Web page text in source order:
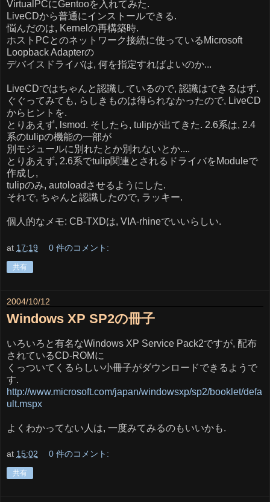
VirtualPCにGentooを入れてみた.
LiveCDから普通にインストールできる.
悩んだのは, Kernelの再構築時.
ホストPCとのネットワーク接続に使っているMicrosoft
Loopback Adapterの
デバイスドライバは, 何を指定すればよいのか...
LiveCDではちゃんと認識しているので, 認識はできるはず.
ぐぐってみても, らしきものは得られなかったので, LiveCD
からヒントを.
とりあえず, lsmod. そしたら, tulipが出てきた. 2.6系は, 2.4
系のtulipの機能の一部が
別モジュールに別れたとか別れないとか....
とりあえず, 2.6系でtulip関連とされるドライバをModuleで
作成し,
tulipのみ, autoloadさせるようにした.
それで, ちゃんと認識したので, ラッキー.
個人的なメモ: CB-TXDは, VIA-rhineでいいらしい.
at 17:19 0 件のコメント:
共有
2004/10/12
Windows XP SP2の冊子
いろいろと有名なWindows XP Service Pack2ですが, 配布
されているCD-ROMに
くっついてくるらしい小冊子がダウンロードできるようで
す.
http://www.microsoft.com/japan/windowsxp/sp2/booklet/defa
ult.mspx
よくわかってない人は, 一度みてみるのもいいかも.
at 15:02 0 件のコメント:
共有